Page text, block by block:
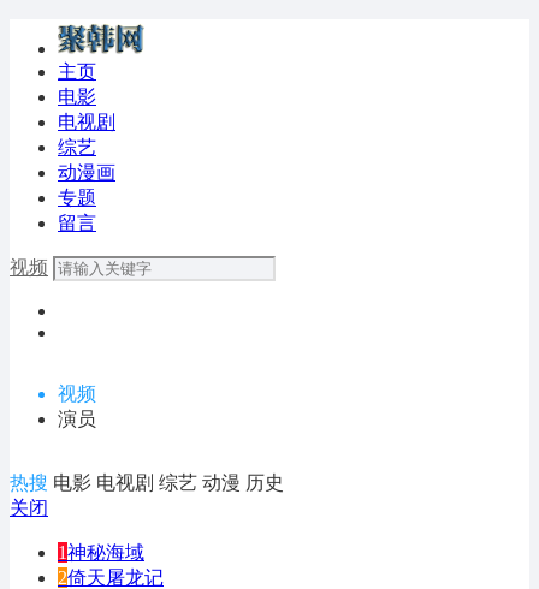
主页
电影
电视剧
综艺
动漫画
专题
留言
视频
视频
演员
热搜 电影 电视剧 综艺 动漫 历史
关闭
1神秘海域
2倚天屠龙记